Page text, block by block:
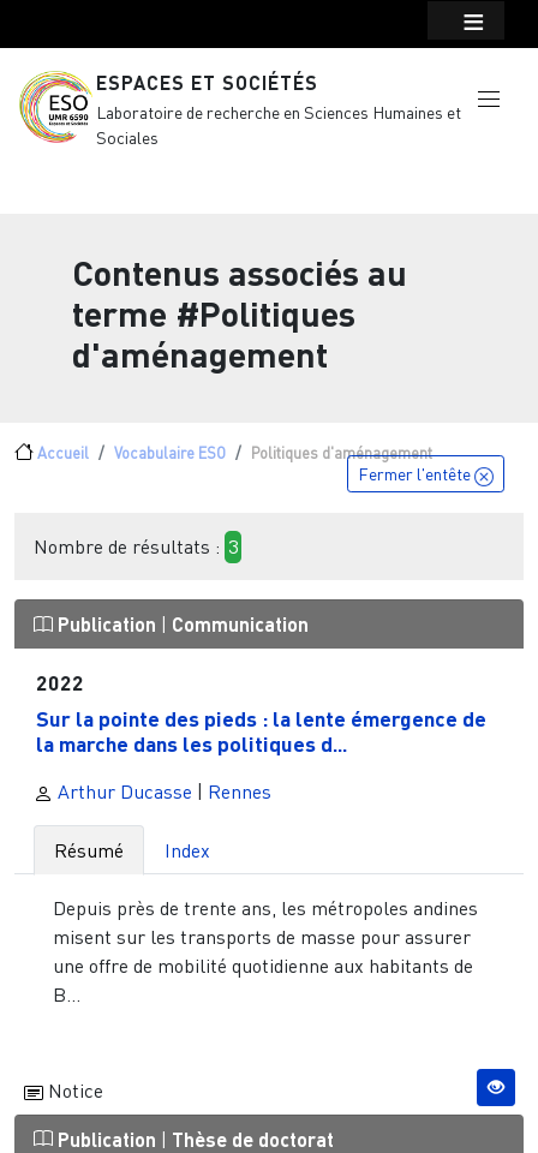
ESPACES ET SOCIÉTÉS
Laboratoire de recherche en Sciences Humaines et
Sociales
Contenus associés au
terme #Politiques
d'aménagement
Fil d'Ariane
Accueil Vocabulaire ESO Politiques d'aménagement
Fermer l'entête
Nombre de résultats : 3
Publication Communication
2022
Sur la pointe des pieds : la lente émergence de
la marche dans les politiques d...
Arthur Ducasse | Rennes
Résumé Index
Depuis près de trente ans, les métropoles andines
misent sur les transports de masse pour assurer
une offre de mobilité quotidienne aux habitants de
B...
Notice
Publication | Thèse de doctorat